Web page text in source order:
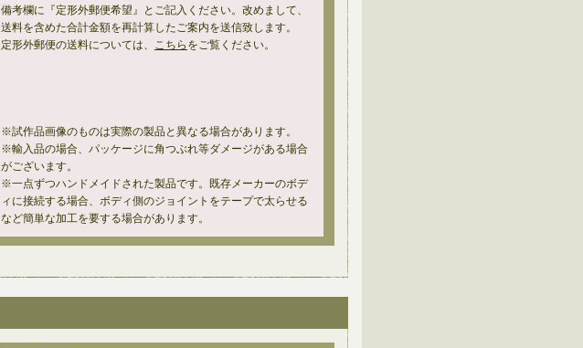
備考欄に『定形外郵便希望』とご記入ください。改めまして、
送料を含めた合計金額を再計算したご案内を送信致します。
定形外郵便の送料については、 こちら をご覧ください。
※試作品画像のものは実際の製品と異なる場合があります。
※輸入品の場合、パッケージに角つぶれ等ダメージがある場合
がございます。
※一点ずつハンドメイドされた製品です。既存メーカーのボデ
ィに接続する場合、ボディ側のジョイントをテープで太らせる
など簡単な加工を要する場合があります。